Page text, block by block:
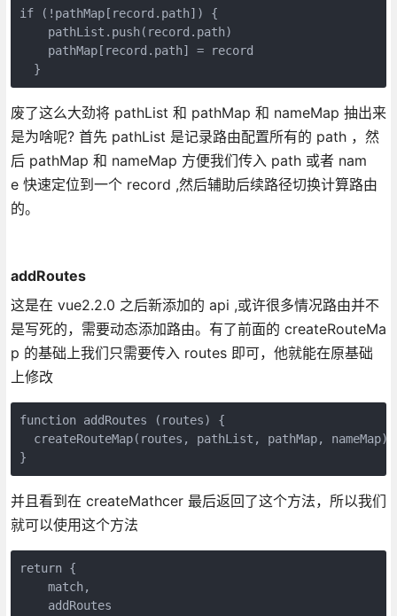
if (!pathMap[record.path]) {
    pathList.push(record.path)
    pathMap[record.path] = record
  }
废了这么大劲将 pathList 和 pathMap 和 nameMap 抽出来
是为啥呢? 首先 pathList 是记录路由配置所有的 path ，然
后 pathMap 和 nameMap 方便我们传入 path 或者 nam
e 快速定位到一个 record ,然后辅助后续路径切换计算路由
的。
addRoutes
这是在 vue2.2.0 之后新添加的 api ,或许很多情况路由并不
是写死的，需要动态添加路由。有了前面的 createRouteMa
p 的基础上我们只需要传入 routes 即可，他就能在原基础
上修改
function addRoutes (routes) {
  createRouteMap(routes, pathList, pathMap, nameMap)
}
并且看到在 createMathcer 最后返回了这个方法，所以我们
就可以使用这个方法
return {
    match,
    addRoutes